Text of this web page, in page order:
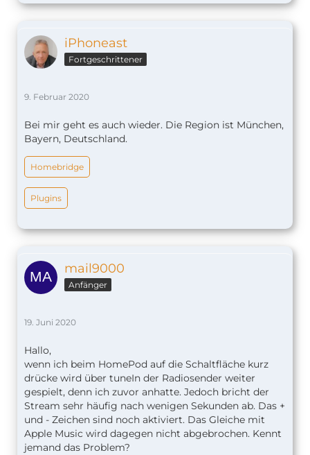
iPhoneast
Fortgeschrittener
9. Februar 2020
Bei mir geht es auch wieder. Die Region ist München,
Bayern, Deutschland.
Homebridge
Plugins
mail9000
Anfänger
19. Juni 2020
Hallo,
wenn ich beim HomePod auf die Schaltfläche kurz
drücke wird über tuneIn der Radiosender weiter
gespielt, denn ich zuvor anhatte. Jedoch bricht der
Stream sehr häufig nach wenigen Sekunden ab. Das +
und - Zeichen sind noch aktiviert. Das Gleiche mit
Apple Music wird dagegen nicht abgebrochen. Kennt
jemand das Problem?